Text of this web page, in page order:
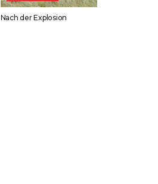
Nach der Explosion